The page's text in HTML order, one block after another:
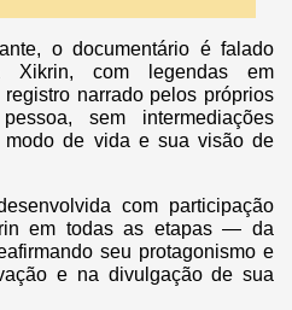
o documentário é falado
Xikrin, com legendas em
narrado pelos próprios
sem intermediações
modo de vida e sua visão de
com participação
em todas as etapas — da
seu protagonismo e
e na divulgação de sua